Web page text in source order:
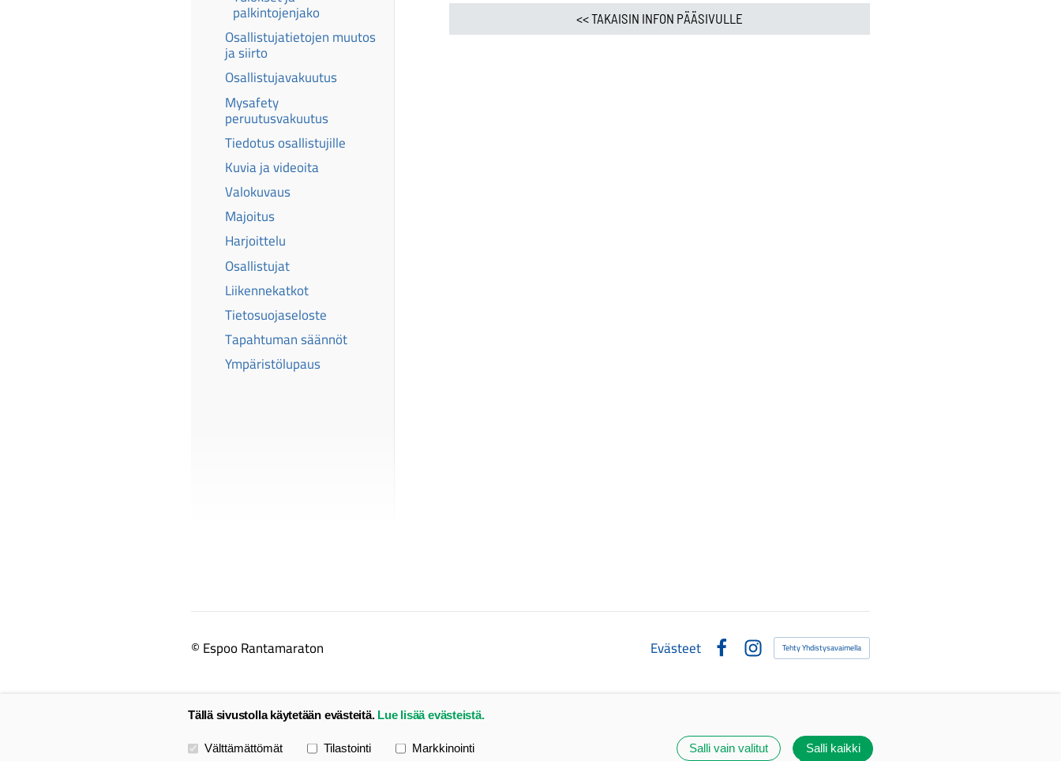
palkintojenjako
Osallistujatietojen muutos
ja siirto
Osallistujavakuutus
Mysafety
peruutusvakuutus
Tiedotus osallistujille
Kuvia ja videoita
Valokuvaus
Majoitus
Harjoittelu
Osallistujat
Liikennekatkot
Tietosuojaseloste
Tapahtuman säännöt
Ympäristölupaus
<< TAKAISIN INFON PÄÄSIVULLE
©Espoo Rantamaraton Evästeet
FacebookInstagram
Tehty Yhdistysavaimella
Tällä sivustolla käytetään evästeitä. Lue lisää evästeistä.
Valitse käytettävät evästeet
Välttämättömät Tilastointi Markkinointi Salli vain valitut Salli kaikki